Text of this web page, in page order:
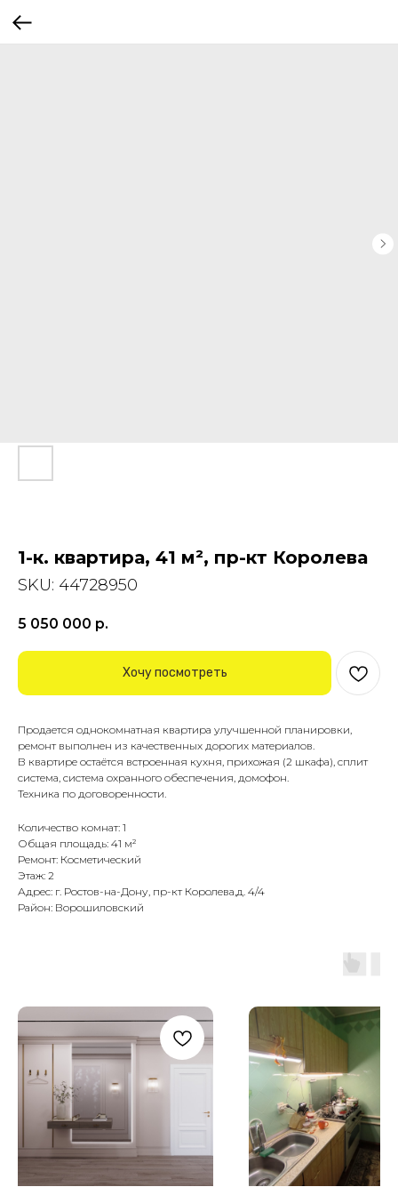
1-к. квартира, 41 м², пр-кт Королева
SKU: 44728950
5 050 000 р.
Хочу посмотреть
Продается однокомнатная квартира улучшенной планировки,
ремонт выполнен из качественных дорогих материалов.
В квартире остаётся встроенная кухня, прихожая (2 шкафа), сплит
система, система охранного обеспечения, домофон.
Техника по договоренности.
Количество комнат: 1
Общая площадь: 41 м²
Ремонт: Косметический
Этаж: 2
Адрес: г. Ростов-на-Дону, пр-кт Королева,д. 4/4
Район: Ворошиловский